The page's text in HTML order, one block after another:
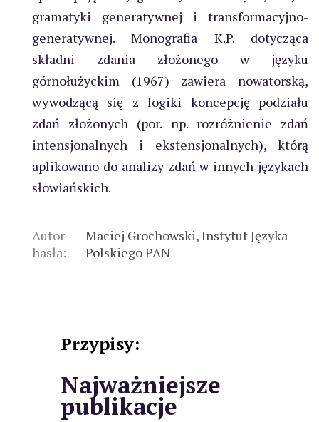
gramatyki generatywnej i transformacyjno-
generatywnej. Monografia K.P. dotycząca
składni zdania złożonego w języku
górnołużyckim (1967) zawiera nowatorską,
wywodzącą się z logiki koncepcję podziału
zdań złożonych (por. np. rozróżnienie zdań
intensjonalnych i ekstensjonalnych), którą
aplikowano do analizy zdań w innych językach
słowiańskich.
Autor
hasła:
Maciej Grochowski, Instytut Języka
Polskiego PAN
Przypisy:
Najważniejsze
publikacje